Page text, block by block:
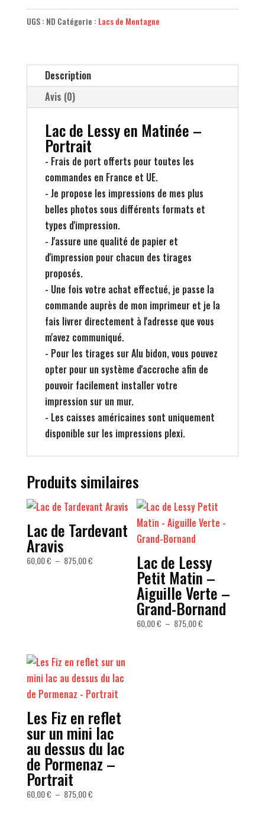
de
Lessy
Matinée
Portrait
UGS : ND Catégorie : Lacs de Montagne
Description
Avis (0)
Lac de Lessy en Matinée –
Portrait
- Frais de port offerts pour toutes les
commandes en France et UE.
- Je propose les impressions de mes plus
belles photos sous différents formats et
types d'impression.
- J'assure une qualité de papier et
d'impression pour chacun des tirages
proposés.
- Une fois votre achat effectué, je passe la
commande auprès de mon imprimeur et je la
fais livrer directement à l'adresse que vous
m'avez communiqué.
- Pour les tirages sur Alu bidon, vous pouvez
opter pour un système d'accroche afin de
pouvoir facilement installer votre
impression sur un mur.
- Les caisses américaines sont uniquement
disponible sur les impressions plexi.
Produits similaires
Lac de Tardevant
Aravis
60,00€ – 875,00€Plage
Lac de Lessy
Petit Matin –
Aiguille Verte –
Grand-Bornand
60,00€ – 875,00€
Les Fiz en reflet
sur un mini lac
au dessus du lac
de Pormenaz –
Portrait
60,00€ – 875,00€Plage